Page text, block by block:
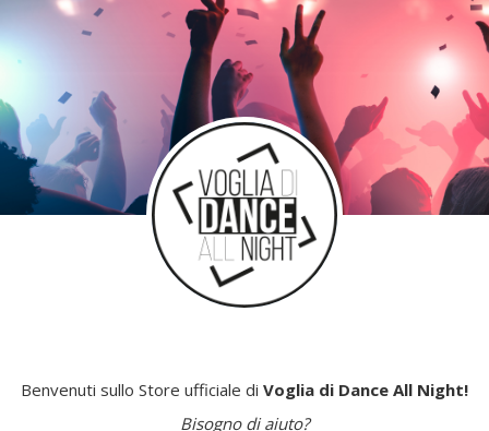
Benvenuti sullo Store ufficiale di Voglia di Dance All Night!
Bisogno di aiuto?